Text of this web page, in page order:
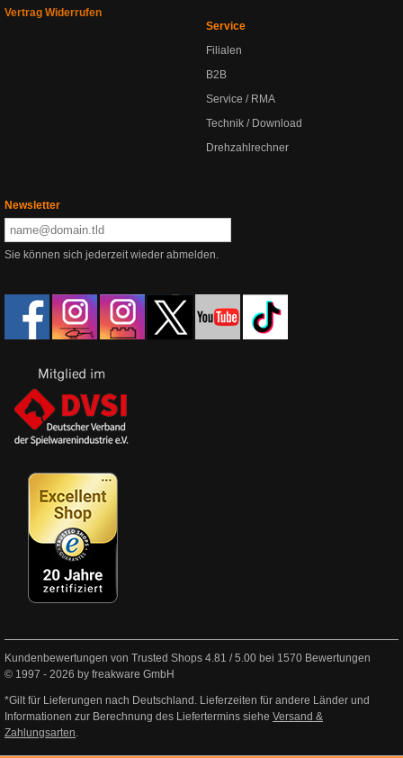
Vertrag Widerrufen
Service
Filialen
B2B
Service / RMA
Technik / Download
Drehzahlrechner
Newsletter
Sie können sich jederzeit wieder abmelden.
Kundenbewertungen von Trusted Shops 4.81 /5.00 bei 1570 Bewertungen
© 1997 - 2026 by freakware GmbH
*Gilt für Lieferungen nach Deutschland. Lieferzeiten für andere Länder und
Informationen zur Berechnung des Liefertermins siehe Versand &
Zahlungsarten.